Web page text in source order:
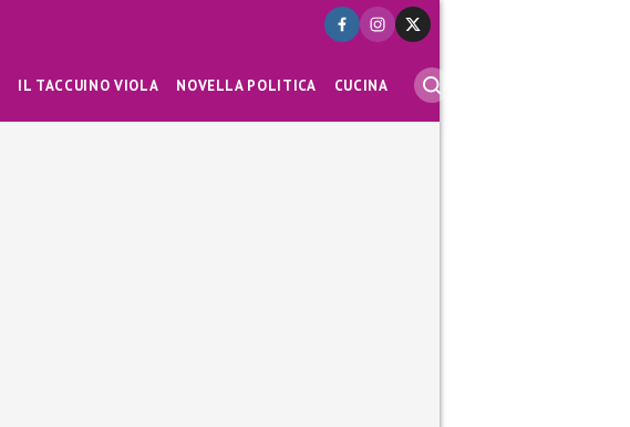
IL TACCUINO VIOLA NOVELLA POLITICA CUCINA